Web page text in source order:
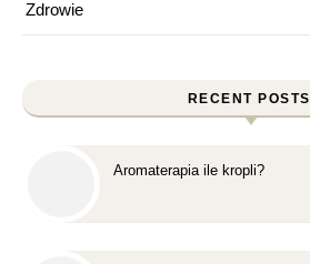
Zdrowie
RECENT POSTS
Aromaterapia ile kropli?